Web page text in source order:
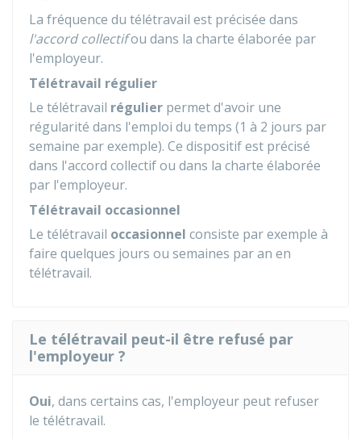
La fréquence du télétravail est précisée dans
l'accord collectifou dans la charte élaborée par
l'employeur.
Télétravail régulier
Le télétravail régulier permet d'avoir une
régularité dans l'emploi du temps (1 à 2 jours par
semaine par exemple). Ce dispositif est précisé
dans l'accord collectif ou dans la charte élaborée
par l'employeur.
Télétravail occasionnel
Le télétravail occasionnel consiste par exemple à
faire quelques jours ou semaines par an en
télétravail.
Le télétravail peut-il être refusé par
l'employeur ?
Oui, dans certains cas, l'employeur peut refuser
le télétravail.